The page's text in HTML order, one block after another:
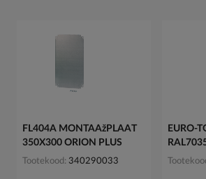
FL404A MONTAAžPLAAT
350X300 ORION PLUS
Tootekood 340290033
EURO-